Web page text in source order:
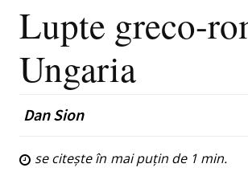
Lupte greco-
Ungaria
Dan Sion
se citește în mai puțin de 1 min.